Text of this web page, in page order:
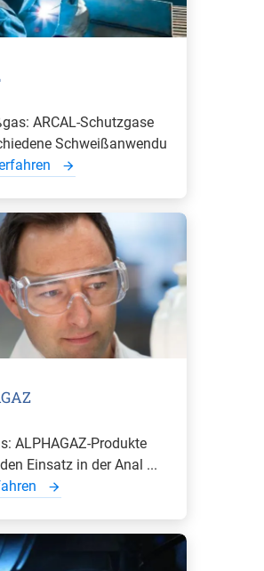
ARCAL-Schutzgase
Schweißanwendu
ALPHAGAZ-Produkte
Einsatz in der Anal ...